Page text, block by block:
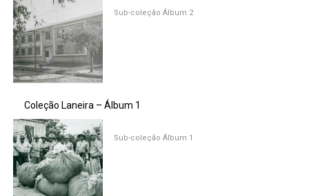
Sub-coleção Álbum 2
Coleção Laneira – Álbum 1
Sub-coleção Álbum 1